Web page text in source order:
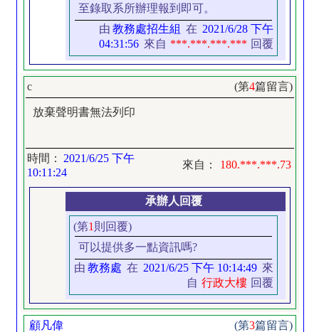
至錄取系所辦理報到即可。
由 教務處招生組 在 2021/6/28 下午
04:31:56 來自 ***.***.***.*** 回覆
c (第4篇留言)
放棄聲明書無法列印
時間：
2021/6/25 下午
10:11:24
來自： 180.***.***.73
承辦人回覆
(第1 則回覆)
可以提供多一點資訊嗎?
由 教務處 在 2021/6/25 下午 10:14:49 來
自 行政大樓 回覆
顧凡偉 (第3篇留言)